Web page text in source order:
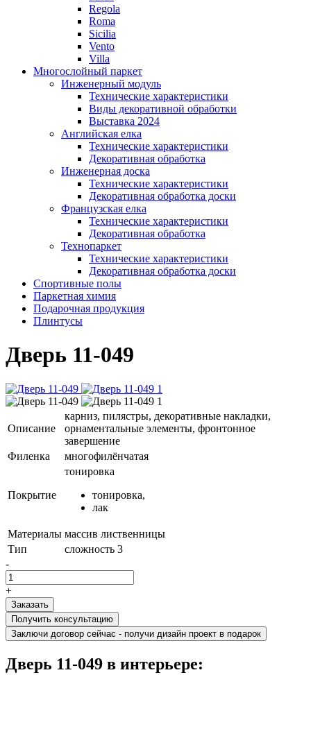
Regola
Roma
Sicilia
Vento
Villa
Многослойный паркет
Инженерный модуль
Технические характеристики
Виды декоративной обработки
Выставка 2024
Английская елка
Технические характеристики
Декоративная обработка
Инженерная доска
Технические характеристики
Декоративная обработка доски
Французская елка
Технические характеристики
Декоративная обработка
Технопаркет
Технические характеристики
Декоративная обработка доски
Спортивные полы
Паркетная химия
Подарочная продукция
Плинтусы
Дверь 11-049
Описание
карниз, пилястры, декоративные накладки,
орнаментальные элементы, фронтонное
завершение
Филенка
многофилёнчатая
Покрытие
тонировка
тонировка,
лак
Материалы массив лиственницы
Тип
сложность 3
-
+
Получить консультацию
Заключи договор сейчас - получи дизайн проект в подарок
Дверь 11-049 в интерьере: